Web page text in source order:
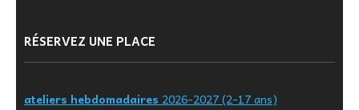
RÉSERVEZ UNE PLACE
ateliers hebdomadaires 2026-2027 (2-17 ans)